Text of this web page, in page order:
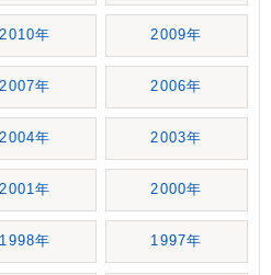
2010年 2009年
2007年 2006年
2004年 2003年
2001年 2000年
1998年 1997年